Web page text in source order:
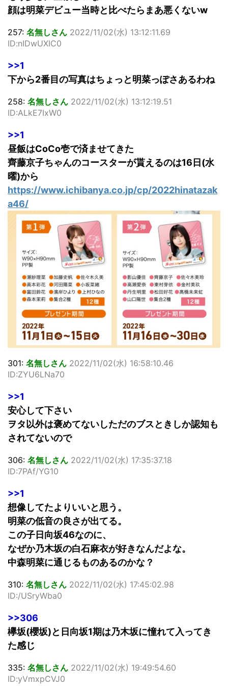
顔は明菜デビュー当時と比べたらまあ悪くないw
257: 名無しさん 2022/11/02(水) 13:12:11.69
ID:nIDwUXIC0
>>1
下から2番目の写真はちょっと明菜っぽさあるわね
258: 名無しさん 2022/11/02(水) 13:12:19.51
ID:ALkE7IxW0
>>1
昼飯はCoCo壱で済ませてきた
齊藤京子ちゃんのコースターが貰えるのは16日(水
曜)から
https://www.ichibanya.co.jp/cp/2022hinatazak
a46/
301: 名無しさん 2022/11/02(水) 16:58:10.46
ID:ZYU6LNa70
>>1
安心して下さい
ヲタ以外は褒めてないしただのブスときしか認知も
されてないので
306: 名無しさん 2022/11/02(水) 17:35:37.18
ID:7PAf/YG10
>>1
想像してたよりいいと思う。
明菜の低音の良さが出てる。
この子日向坂46なのに、
なぜか乃木坂の白石麻衣が好きなんだよな。
中森明菜に通じるものあるのかな？
310: 名無しさん 2022/11/02(水) 17:45:02.98
ID:/USryWba0
>>306
欅坂(櫻坂)と日向坂1期は乃木坂に憧れて入ってき
た感じ
335: 名無しさん 2022/11/02(水) 19:49:54.60
ID:yVmxpCVJ0